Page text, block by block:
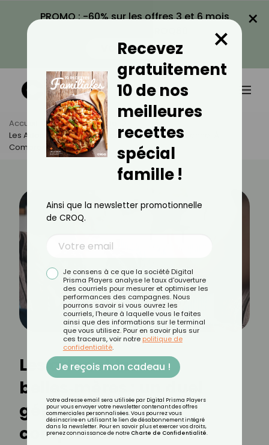
PROMO : -60% sur les offres 3 et 6 mois
VOIR LA PROMO
×
Accueil Actus
Famille
Les Ados Et Les Belles‑mères : Un Duel Générationnel À
Comprendre
Les ados et les
belles‑mères : un duel
générationnel à
comprendre
Recevez
gratuitement
10 de nos
meilleures
recettes
spécial
famille !
×
Ainsi que la newsletter promotionnelle
de CROQ.
Je consens à ce que la société Digital
Prisma Players analyse le taux d'ouverture
des courriels pour mesurer et optimiser les
performances des campagnes. Nous
pourrons savoir si vous ouvrez les
courriels, l'heure à laquelle vous le faites
ainsi que des informations sur le terminal
que vous utilisez. Pour en savoir plus sur
ces traceurs, voir notre politique de
confidentialité.
Je reçois mon cadeau !
Votre adresse email sera utilisée par Digital Prisma Players
pour vous envoyer votre newsletter contenant des offres
commerciales personnalisées. Vous pourrez vous
désinscrire en utilisant le lien de désabonnement intégré
dans la newsletter. Pour en savoir plus et exercer vos droits,
prenez connaissance de notre Charte de Confidentialité.